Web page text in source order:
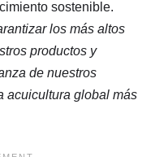
sostenible.
los más altos
productos y
de nuestros
acuicultura global más